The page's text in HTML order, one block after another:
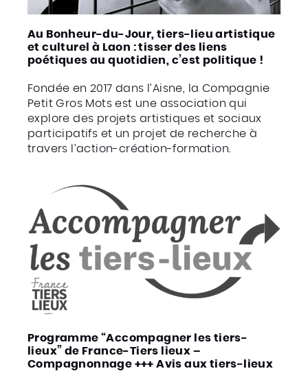
Au Bonheur-du-Jour, tiers-lieu artistique
et culturel à Laon : tisser des liens
poétiques au quotidien, c’est politique !
Fondée en 2017 dans l’Aisne, la Compagnie
Petit Gros Mots est une association qui
explore des projets artistiques et sociaux
participatifs et un projet de recherche à
travers l’action-création-formation.
Programme “Accompagner les tiers-
lieux” de France-Tiers lieux –
Compagnonnage +++ Avis aux tiers-lieux